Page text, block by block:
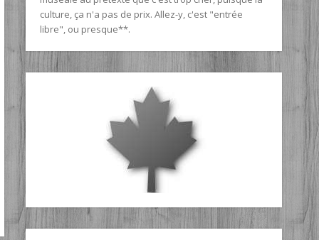
culture, ça n'a pas de prix. Allez-y, c'est "entrée
libre", ou presque**.